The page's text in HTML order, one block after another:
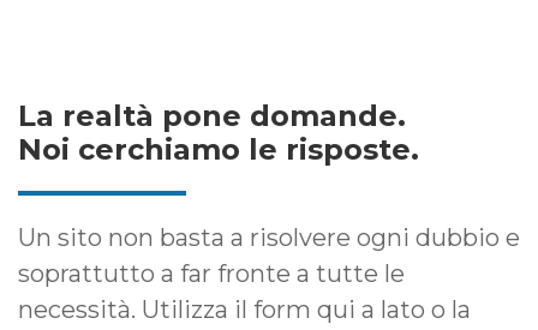
La realtà pone domande.
Noi cerchiamo le risposte.
Un sito non basta a risolvere ogni dubbio e
soprattutto a far fronte a tutte le
necessità. Utilizza il form qui a lato o la